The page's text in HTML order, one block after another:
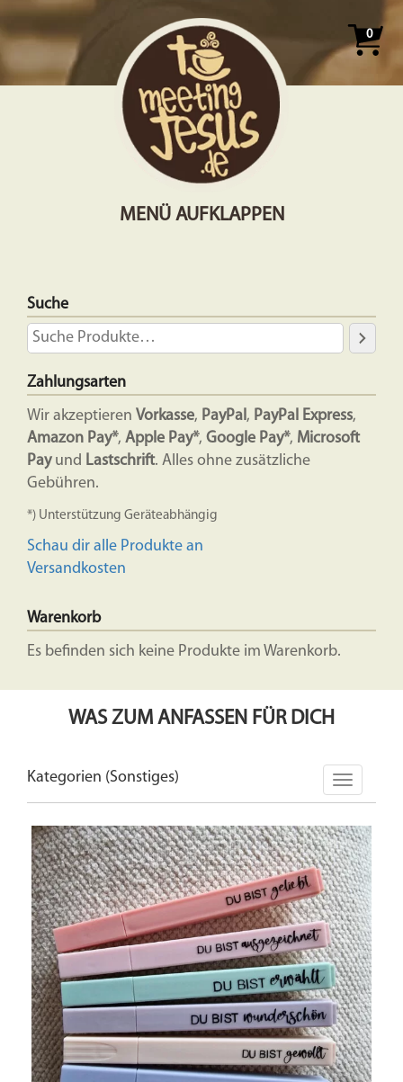
0
MENÜ AUFKLAPPEN
Suche
Zahlungsarten
Wir akzeptieren Vorkasse, PayPal, PayPal Express,
Amazon Pay*, Apple Pay*, Google Pay*, Microsoft
Payund Lastschrift. Alles ohne zusätzliche
Gebühren.
*) Unterstützung Geräteabhängig
Schau dir alle Produkte an
Versandkosten
Warenkorb
Es befinden sich keine Produkte im Warenkorb.
WAS ZUM ANFASSEN FÜR DICH
Kategorien (Sonstiges)